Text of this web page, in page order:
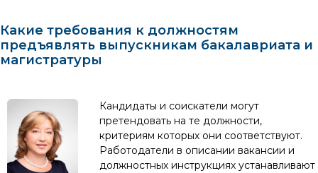
Какие требования к должностям
предъявлять выпускникам бакалавриата и
магистратуры
Кандидаты и соискатели могут
претендовать на те должности,
критериям которых они соответствуют.
Работодатели в описании вакансии и
должностных инструкциях устанавливают